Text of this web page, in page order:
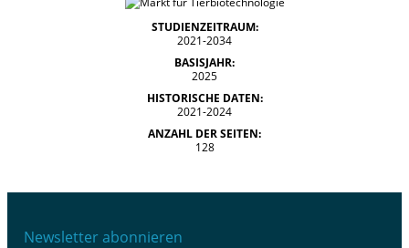
STUDIENZEITRAUM:
2021-2034
BASISJAHR:
2025
HISTORISCHE DATEN:
2021-2024
ANZAHL DER SEITEN:
128
Newsletter abonnieren